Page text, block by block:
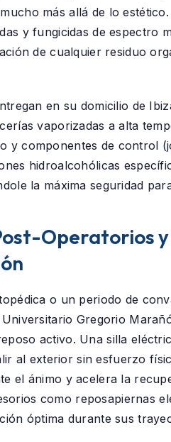
más allá de lo
y fungicidas de espectro
de cualquier residuo
en su domicilio de
vaporizadas a alta
y componentes de control
hidroalcohólicas
la máxima seguridad
Operatorios y
o un periodo de
Gregorio
activo. Una silla
al exterior sin esfuerzo
el ánimo y acelera la
como reposapiernas
óptima durante sus